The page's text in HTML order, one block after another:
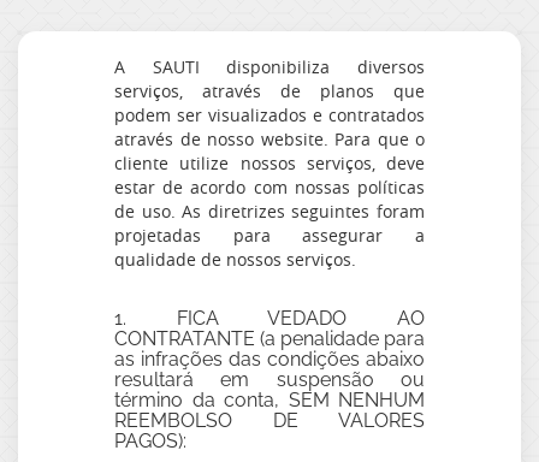
A SAUTI disponibiliza diversos
serviços, através de planos que
podem ser visualizados e contratados
através de nosso website. Para que o
cliente utilize nossos serviços, deve
estar de acordo com nossas políticas
de uso. As diretrizes seguintes foram
projetadas para assegurar a
qualidade de nossos serviços.
1. FICA VEDADO AO
CONTRATANTE (a penalidade para
as infrações das condições abaixo
resultará em suspensão ou
término da conta, SEM NENHUM
REEMBOLSO DE VALORES
PAGOS):